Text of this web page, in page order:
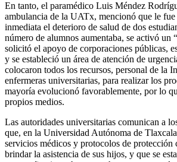
En tanto, el paramédico Luis Méndez
ambulancia de la UATx, mencionó que le
inmediata el deterioro de salud de dos
número de alumnos aumentaba, se activó un
solicitó el apoyo de corporaciones públicas,
y se estableció un área de atención de
colocaron todos los recursos, personal de la
enfermeras universitarias, para realizar los
mayoría evolucionó favorablemente, por lo
propios medios.
Las autoridades universitarias comunican a
que, en la Universidad Autónoma de
servicios médicos y protocolos de protección
brindar la asistencia de sus hijos, y que se